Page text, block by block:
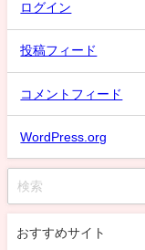
ログイン
投稿フィード
コメントフィード
WordPress.org
おすすめサイト